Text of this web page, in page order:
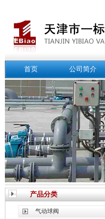
首页 公司简介
产品分类
气动球阀